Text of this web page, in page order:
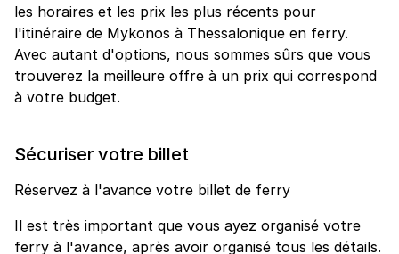
les horaires et les prix les plus récents pour
l'itinéraire de Mykonos à Thessalonique en ferry.
Avec autant d'options, nous sommes sûrs que vous
trouverez la meilleure offre à un prix qui correspond
à votre budget.
Sécuriser votre billet
Réservez à l'avance votre billet de ferry
Il est très important que vous ayez organisé votre
ferry à l'avance, après avoir organisé tous les détails.